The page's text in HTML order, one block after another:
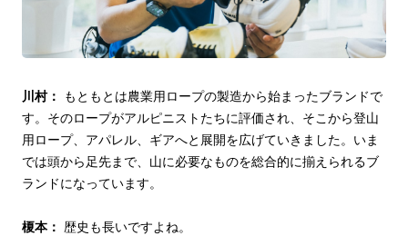
川村：
もともとは農業用ロープの製造から始まったブランドで
す。そのロープがアルピニストたちに評価され、そこから登山
用ロープ、アパレル、ギアへと展開を広げていきました。いま
では頭から足先まで、山に必要なものを総合的に揃えられるブ
ランドになっています。
榎本： 歴史も長いですよね。